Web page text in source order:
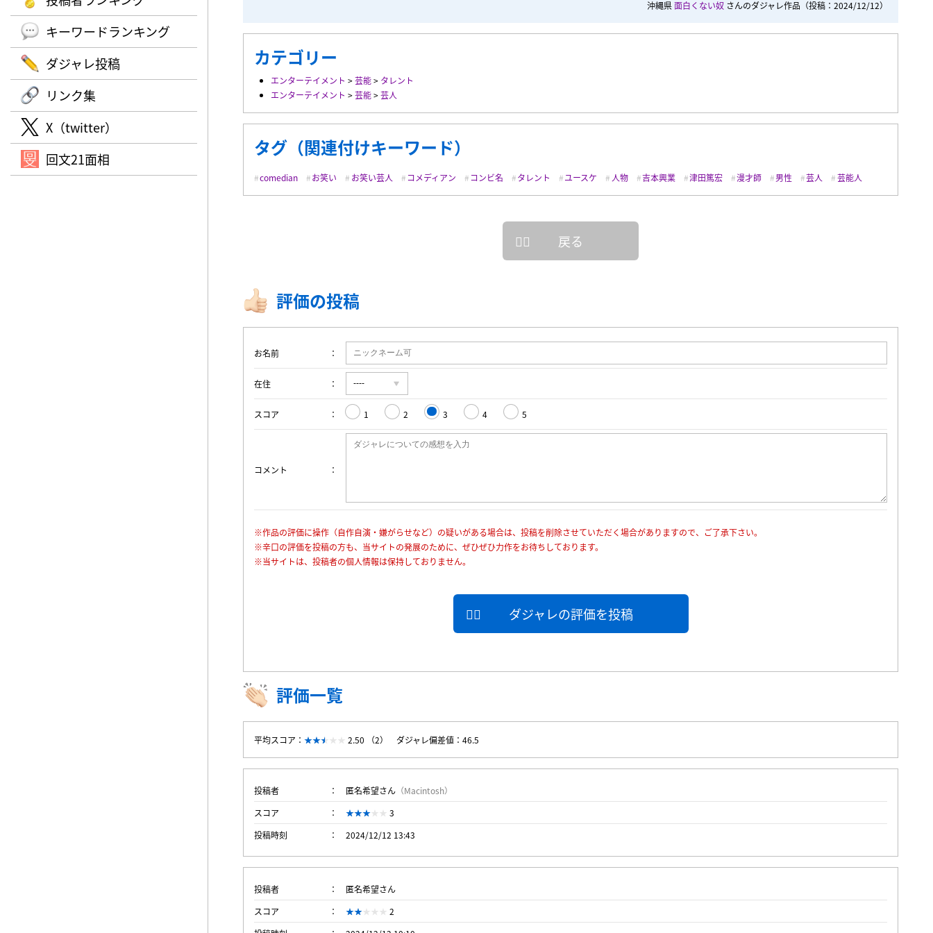
キーワードランキング
ダジャレ投稿
リンク集
X（twitter）
回文21面相
沖縄県面白くない奴 さんのダジャレ作品 （投稿：2024/12/12）
カテゴリー
エンターテイメント >芸能> タレント
エンターテイメント >芸能>芸人
タグ（関連付けキーワード）
comedian お笑い お笑い芸人 コメディアン コンビ名 タレント ユースケ 人物 吉本興業 津田篤宏 漫才師 男性 芸人 芸能人
戻る
評価の投稿
お名前
在住
スコア 1 2 3 4 5
コメント
※作品の評価に操作（自作自演・嫌がらせなど）の疑いがある場合は、投稿を削除させていただく場合がありますので、ご了承下さい。
※辛口の評価を投稿の方も、当サイトの発展のために、ぜひぜひ力作をお待ちしております。
※当サイトは、投稿者の個人情報は保持しておりません。
ダジャレの評価を投稿
評価一覧
平均スコア： 2.50 （2） ダジャレ偏差値：46.5
投稿者 匿名希望さん （Macintosh）
スコア
3
投稿時刻
2024/12/12 13:43
投稿者
匿名希望さん
スコア
2